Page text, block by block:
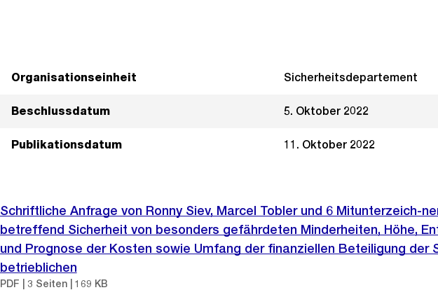
Organisationseinheit Sicherheitsdepartement
Beschlussdatum 5. Oktober 2022
Publikationsdatum 11. Oktober 2022
Schriftliche Anfrage von Ronny Siev, Marcel Tobler und 6 Mitunterzeich-
betreffend Sicherheit von besonders gefährdeten Minderheiten, Höhe,
und Prognose der Kosten sowie Umfang der finanziellen Beteiligung der
betrieblichen
PDF | 3 Seiten | 169 KB